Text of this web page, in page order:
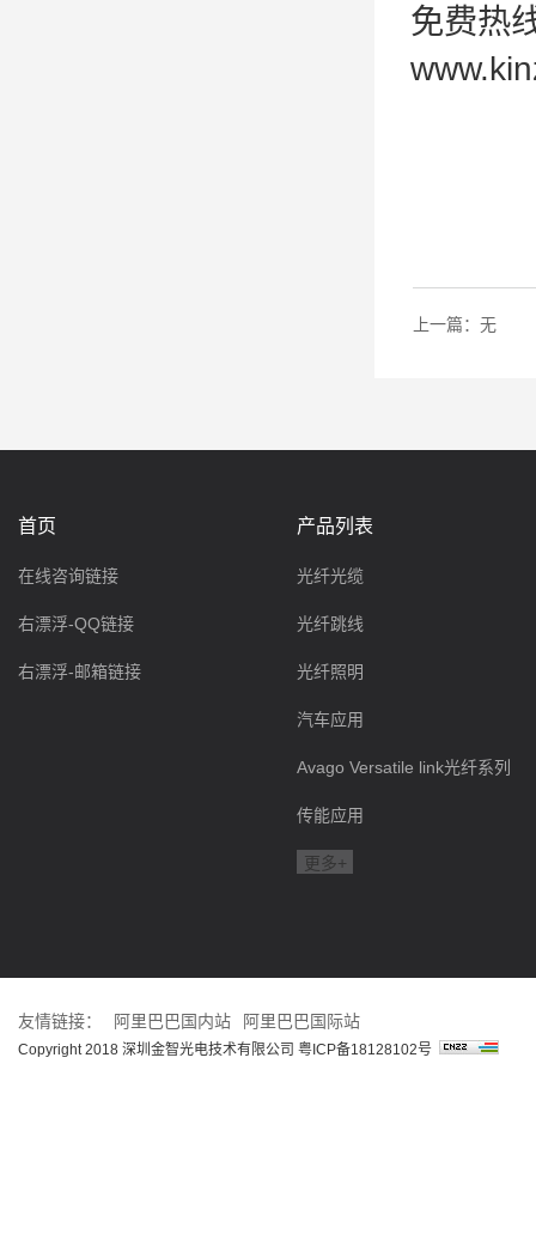
免费热
上一篇： 无
首页
在线咨询链接
右漂浮-QQ链接
右漂浮-邮箱链接
产品列表
光纤光缆
光纤跳线
光纤照明
汽车应用
Avago Versatile link光纤系列
传能应用
更多+
友情链接： 阿里巴巴国内站 阿里巴巴国际站
Copyright 2018 深圳金智光电技术有限公司 粤ICP备18128102号